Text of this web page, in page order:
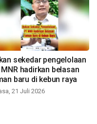
sekedar pengelolaan
MNR hadirkan belasan
baru di kebun raya
21 Juli 2026